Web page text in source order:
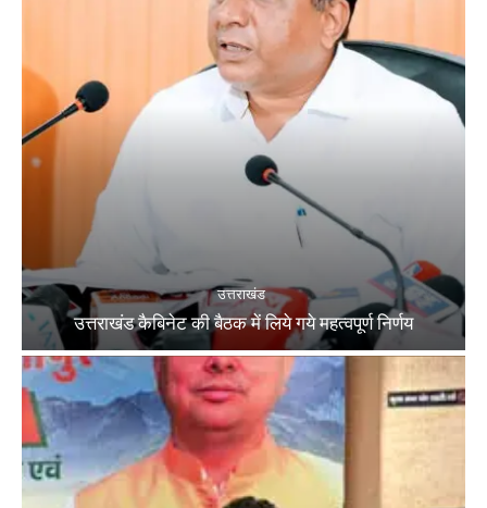
उत्तराखंड
उत्तराखंड कैबिनेट की बैठक में लिये गये महत्वपूर्ण निर्णय